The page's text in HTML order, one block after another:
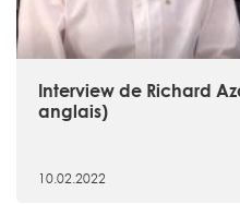
Interview de Richard
anglais)
10.02.2022